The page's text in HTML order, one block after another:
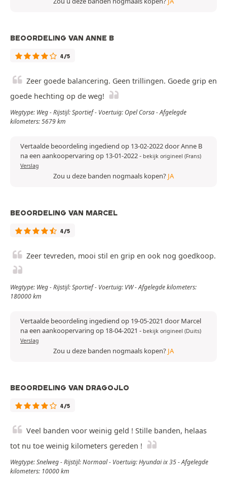
BEOORDELING VAN ANNE B
4/5
Zeer goede balancering. Geen trillingen. Goede grip en
goede hechting op de weg!
Wegtype: Weg - Rijstijl: Sportief - Voertuig: Opel Corsa - Afgelegde
kilometers: 5679 km
Vertaalde beoordeling ingediend op 13-02-2022 door Anne B
na een aankoopervaring op 13-01-2022- bekijk origineel (Frans)
Verslag
Zou u deze banden nogmaals kopen? JA
BEOORDELING VAN MARCEL
4/5
Zeer tevreden, mooi stil en grip en ook nog goedkoop.
Wegtype: Weg - Rijstijl: Sportief - Voertuig: VW - Afgelegde kilometers:
180000 km
Vertaalde beoordeling ingediend op 19-05-2021 door Marcel
na een aankoopervaring op 18-04-2021 - bekijk origineel (Duits)
Verslag
Zou u deze banden nogmaals kopen? JA
BEOORDELING VAN DRAGOJLO
4/5
Veel banden voor weinig geld ! Stille banden, helaas
tot nu toe weinig kilometers gereden !
Wegtype: Snelweg - Rijstijl: Normaal - Voertuig: Hyundai ix 35 - Afgelegde
kilometers: 10000 km